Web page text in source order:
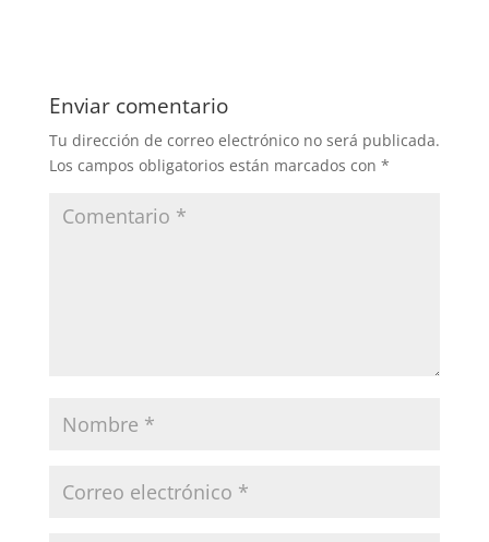
Enviar comentario
Tu dirección de correo electrónico no será publicada.
Los campos obligatorios están marcados con *